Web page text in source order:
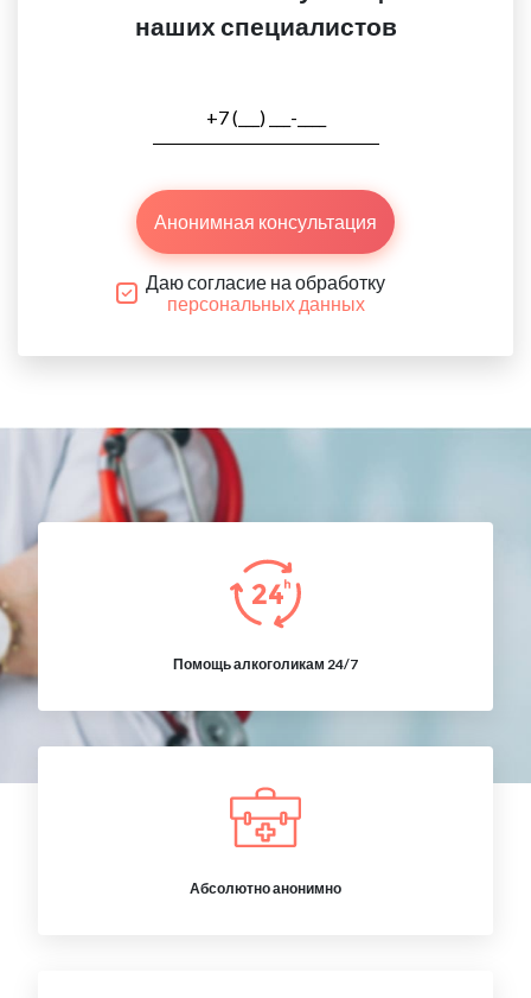
наших специалистов
Анонимная консультация
Даю согласие на обработку
персональных данных
Помощь алкоголикам 24/7
Абсолютно анонимно